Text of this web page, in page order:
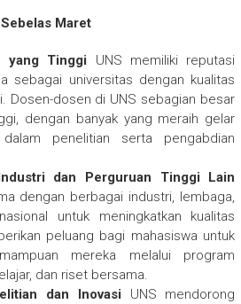
Maret
yang Tinggi UNS memiliki reputasi
sebagai universitas dengan kualitas
Dosen-dosen di UNS sebagian besar
dengan banyak yang meraih gelar
penelitian serta pengabdian
dan Perguruan Tinggi Lain
dengan berbagai industri, lembaga,
untuk meningkatkan kualitas
peluang bagi mahasiswa untuk
mereka melalui program
dan riset bersama.
dan Inovasi UNS mendorong